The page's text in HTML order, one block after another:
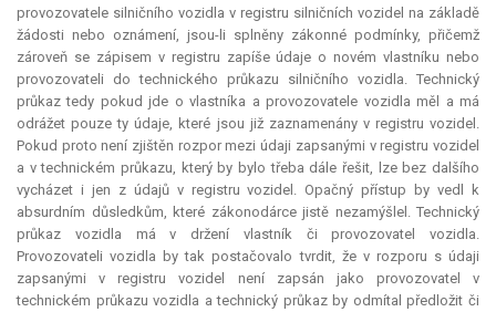
provozovatele silničního vozidla v registru silničních vozidel na základě
žádosti nebo oznámení, jsou-li splněny zákonné podmínky, přičemž
zároveň se zápisem v registru zapíše údaje o novém vlastníku nebo
provozovateli do technického průkazu silničního vozidla. Technický
průkaz tedy pokud jde o vlastníka a provozovatele vozidla měl a má
odrážet pouze ty údaje, které jsou již zaznamenány v registru vozidel.
Pokud proto není zjištěn rozpor mezi údaji zapsanými v registru vozidel
a v technickém průkazu, který by bylo třeba dále řešit, lze bez dalšího
vycházet i jen z údajů v registru vozidel. Opačný přístup by vedl k
absurdním důsledkům, které zákonodárce jistě nezamýšlel. Technický
průkaz vozidla má v držení vlastník či provozovatel vozidla.
Provozovateli vozidla by tak postačovalo tvrdit, že v rozporu s údaji
zapsanými v registru vozidel není zapsán jako provozovatel v
technickém průkazu vozidla a technický průkaz by odmítal předložit či